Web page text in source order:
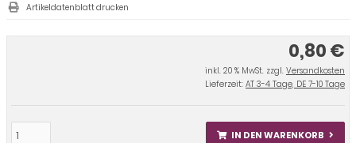
0,80 €
inkl. 20 % MwSt. zzgl. Versandkosten
Lieferzeit: AT 3-4 Tage, DE 7-10 Tage
IN DEN WARENKORB
Artikeldatenblatt drucken